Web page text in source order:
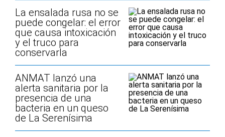
La ensalada rusa no se
puede congelar: el error
que causa intoxicación
y el truco para
conservarla
ANMAT lanzó una
alerta sanitaria por la
presencia de una
bacteria en un queso
de La Serenísima